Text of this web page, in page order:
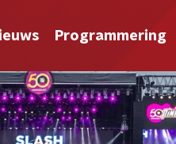
Programmering